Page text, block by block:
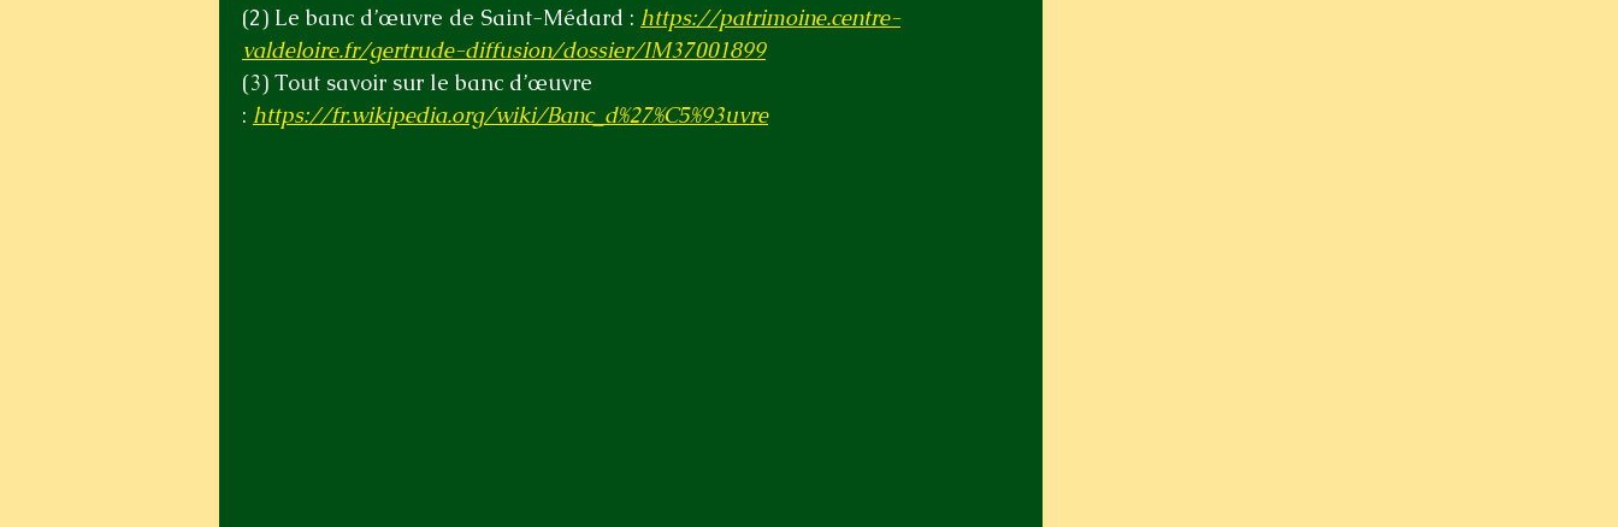
(2) Le banc d’œuvre de Saint-Médard : https://patrimoine.centre-
valdeloire.fr/gertrude-diffusion/dossier/IM37001899
(3) Tout savoir sur le banc d’œuvre
: https://fr.wikipedia.org/wiki/Banc_d%27%C5%93uvre